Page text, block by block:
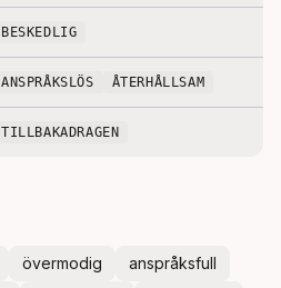
BESKEDLIG
ANSPRÅKSLÖS ÅTERHÅLLSAM
TILLBAKADRAGEN
övermodig
anspråksfull